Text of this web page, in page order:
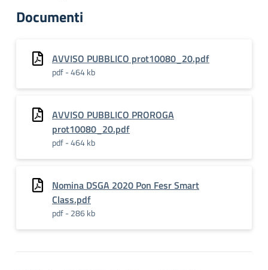
Documenti
AVVISO PUBBLICO prot10080_20.pdf
pdf - 464 kb
AVVISO PUBBLICO PROROGA
prot10080_20.pdf
pdf - 464 kb
Nomina DSGA 2020 Pon Fesr Smart
Class.pdf
pdf - 286 kb